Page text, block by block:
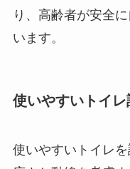
り、高齢者が安全
います。
使いやすいトイレ
使いやすいトイレ